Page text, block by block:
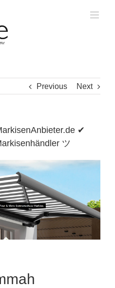
Previous Next
✔
ツ